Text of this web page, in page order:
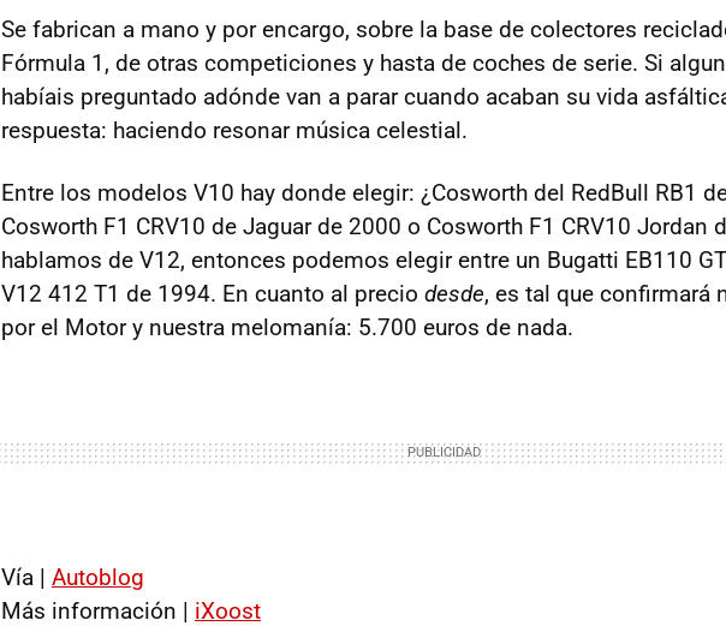
Se fabrican a mano y por encargo, sobre la base de colectores
Fórmula 1, de otras competiciones y hasta de coches de serie. Si
habíais preguntado adónde van a parar cuando acaban su vida
respuesta: haciendo resonar música celestial.
Entre los modelos V10 hay donde elegir: ¿Cosworth del RedBull RB1
Cosworth F1 CRV10 de Jaguar de 2000 o Cosworth F1 CRV10 Jordan
hablamos de V12, entonces podemos elegir entre un Bugatti EB110
V12 412 T1 de 1994. En cuanto al precio desde, es tal que confirmará
por el Motor y nuestra melomanía: 5.700 euros de nada.
Vía | Autoblog
Más información | iXoost